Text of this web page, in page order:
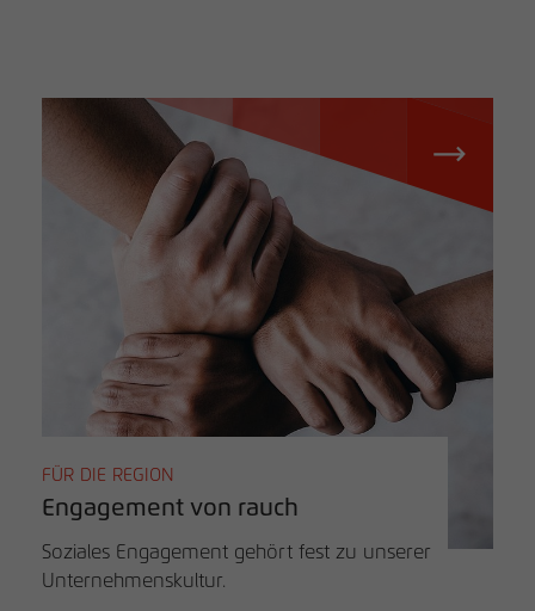
FÜR DIE REGION
Engagement von rauch
Soziales Engagement gehört fest zu unserer
Unternehmenskultur.